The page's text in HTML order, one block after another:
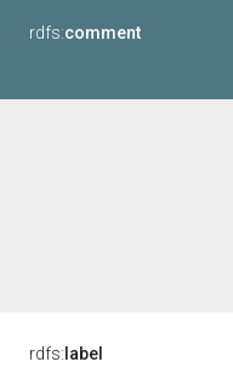
rdfs:comment
rdfs: label